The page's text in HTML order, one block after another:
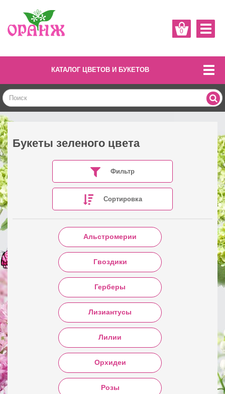
0
КАТАЛОГ ЦВЕТОВ И БУКЕТОВ
Букеты зеленого цвета
Фильтр
Сортировка
Альстромерии
Гвоздики
Герберы
Лизиантусы
Лилии
Орхидеи
Розы